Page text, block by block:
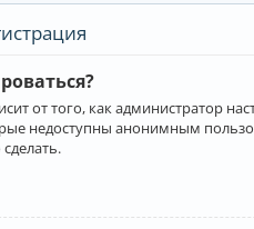
от того, как администратор
недоступны анонимным